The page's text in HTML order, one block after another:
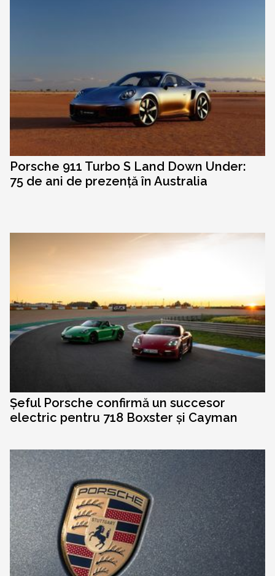
Porsche 911 Turbo S Land Down Under:
75 de ani de prezență în Australia
Șeful Porsche confirmă un succesor
electric pentru 718 Boxster și Cayman